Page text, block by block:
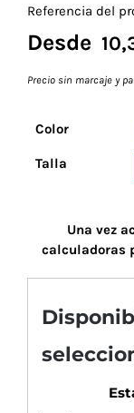
Referencia del
Desde
Precio sin marcaje y
Color
Talla
Una vez
calculadoras